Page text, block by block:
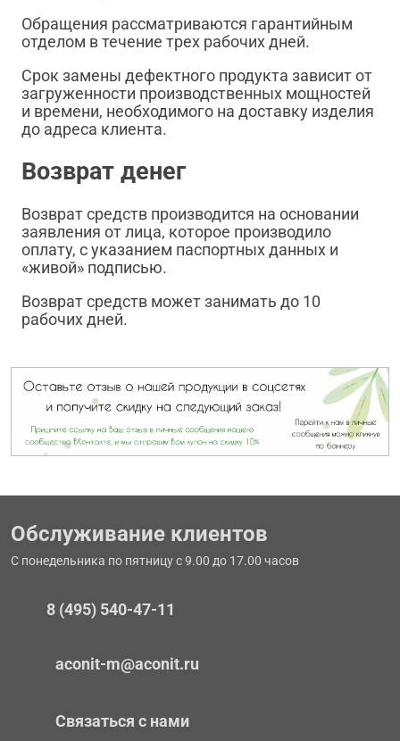
Обращения рассматриваются гарантийным
отделом в течение трех рабочих дней.
Срок замены дефектного продукта зависит от
загруженности производственных мощностей
и времени, необходимого на доставку изделия
до адреса клиента.
Возврат денег
Возврат средств производится на основании
заявления от лица, которое производило
оплату, с указанием паспортных данных и
«живой» подписью.
Возврат средств может занимать до 10
рабочих дней.
Обслуживание клиентов
С понедельника по пятницу с 9.00 до 17.00 часов
8 (495) 540-47-11
aconit-m@aconit.ru
Связаться с нами